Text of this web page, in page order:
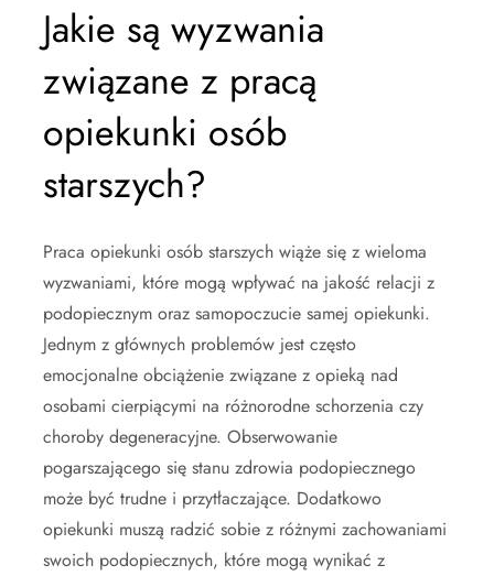
Jakie są wyzwania
związane z pracą
opiekunki osób
starszych?
Praca opiekunki osób starszych wiąże się z wieloma
wyzwaniami, które mogą wpływać na jakość relacji z
podopiecznym oraz samopoczucie samej opiekunki.
Jednym z głównych problemów jest często
emocjonalne obciążenie związane z opieką nad
osobami cierpiącymi na różnorodne schorzenia czy
choroby degeneracyjne. Obserwowanie
pogarszającego się stanu zdrowia podopiecznego
może być trudne i przytłaczające. Dodatkowo
opiekunki muszą radzić sobie z różnymi zachowaniami
swoich podopiecznych, które mogą wynikać z